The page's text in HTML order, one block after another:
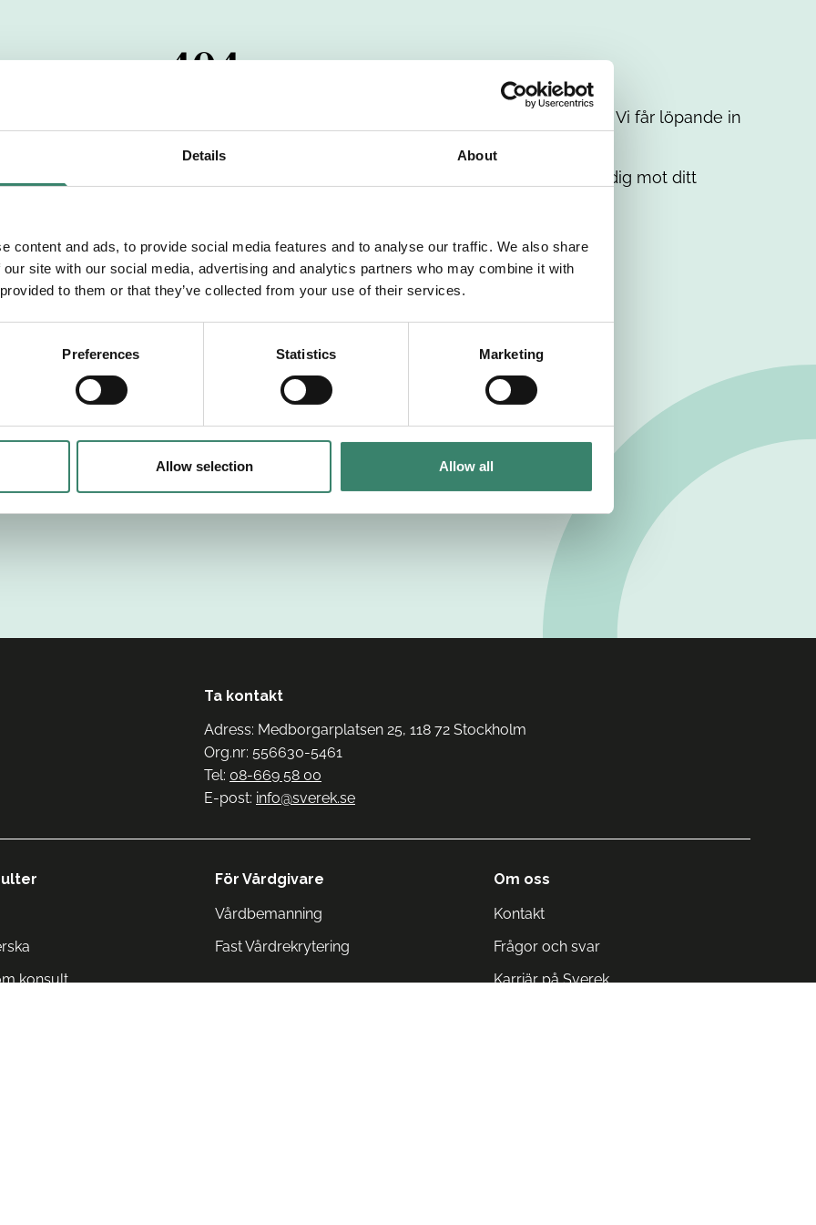
Details About
content and ads, to provide social media features and to analyse our traffic. We also share
site with our social media, advertising and analytics partners who may combine it with
to them or that they’ve collected from your use of their services.
Preferences Statistics Marketing
Allow selection Allow all
404
har passerats. Vi uppskattar verkligen ditt intresse. Misströsta inte. Vi får löpande in
dig med mer information om våra aktuella uppdrag. Tillsammans matchar vi dig mot ditt
Tillbaka till Sverek
Ta kontakt
Adress: Medborgarplatsen 25, 118 72 Stockholm
Org.nr: 556630-5461
Tel: 08-669 58 00
E-post: info@sverek.se
konsult
För Vårdgivare
Vårdbemanning
Fast Vårdrekrytering
Om oss
Kontakt
Frågor och svar
Karriär på Sverek